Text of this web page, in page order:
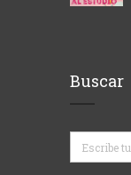
Buscar
Buscar